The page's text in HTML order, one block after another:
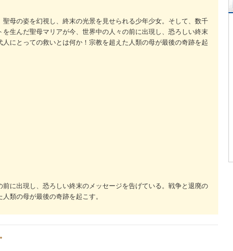
母の姿を幻視し、終末の光景を見せられる少年少女。そして、数千
生んだ聖母マリアが今、世界中の人々の前に出現し、恐ろしい終末
にとっての救いとは何か！宗教を超えた人類の母が最後の奇跡を起
に出現し、恐ろしい終末のメッセージを告げている。戦争と退廃の
類の母が最後の奇跡を起こす。